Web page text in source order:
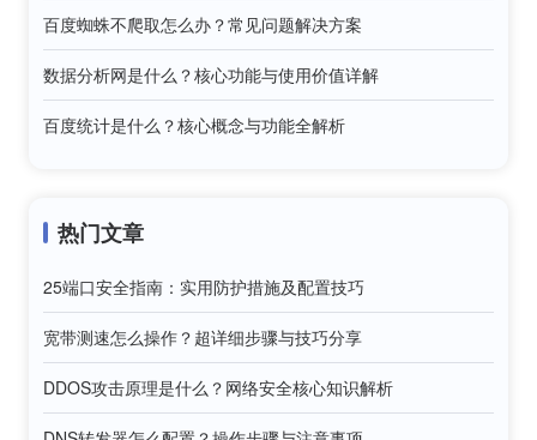
百度蜘蛛不爬取怎么办？常见问题解决方案
数据分析网是什么？核心功能与使用价值详解
百度统计是什么？核心概念与功能全解析
热门文章
25端口安全指南：实用防护措施及配置技巧
宽带测速怎么操作？超详细步骤与技巧分享
DDOS攻击原理是什么？网络安全核心知识解析